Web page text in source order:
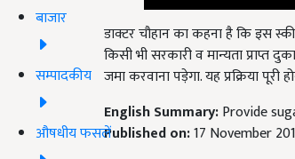
बाजार
सम्पादकीय
औषधीय फसलें
डाक्टर चौहान का कहना है कि इस
किसी भी सरकारी व मान्यता प्राप्त
जमा करवाना पड़ेगा. यह प्रक्रिया
English Summary:Provide
Published on:17 November